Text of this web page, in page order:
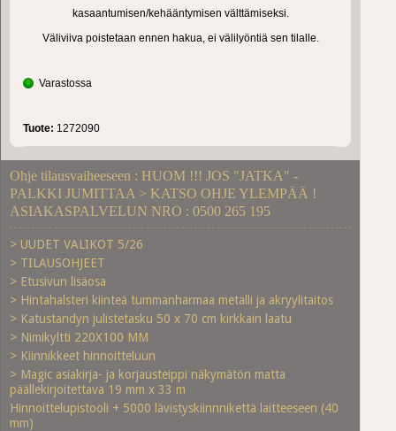
kasaantumisen/kehääntymisen välttämiseksi.
Väliviiva poistetaan ennen hakua, ei välilyöntiä sen tilalle.
Varastossa
Tuote: 1272090
Ohje tilausvaiheeseen : HUOM !!! JOS "JATKA" -
PALKKI JUMITTAA > KATSO OHJE YLEMPÄÄ !
ASIAKASPALVELUN NRO : 0500 265 195
> UUDET VALIKOT 5/26
> TILAUSOHJEET
> Etusivun lisäosa
> Hintahalsteri kiinteä tummanharmaa metalli ja akryylitaitos
> Katustandyn julistetasku 50 x 70 cm kirkkain laatu
> Nimikyltti 220X100 MM
> Kiinnikkeet hinnoitteluun
> Magic asiakirja- ja korjausteippi näkymätön matta
päällekirjoitettava 19 mm x 33 m
Hinnoittelupistooli + 5000 lävistyskiinnnikettä laitteeseen (40
mm)